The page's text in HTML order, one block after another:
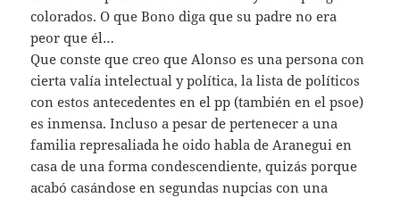
colorados. O que Bono diga que su padre no era
peor que él…
Que conste que creo que Alonso es una persona con
cierta valía intelectual y política, la lista de políticos
con estos antecedentes en el pp (también en el psoe)
es inmensa. Incluso a pesar de pertenecer a una
familia represaliada he oido habla de Aranegui en
casa de una forma condescendiente, quizás porque
acabó casándose en segundas nupcias con una